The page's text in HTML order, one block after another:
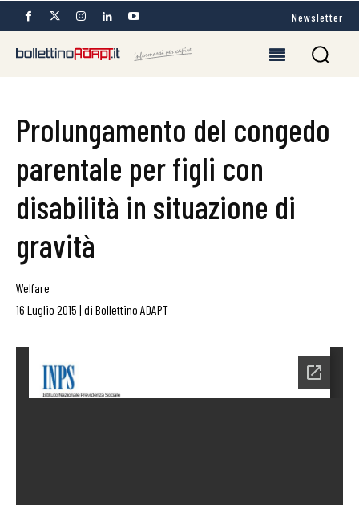
Newsletter
Prolungamento del congedo
parentale per figli con
disabilità in situazione di
gravità
Welfare
16 Luglio 2015 | di Bollettino ADAPT